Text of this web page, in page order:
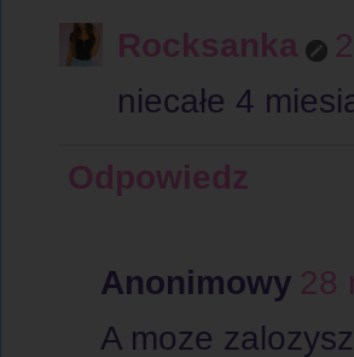
Rocksanka
niecałe 4
Odpowiedz
Anonimowy 28
A moze